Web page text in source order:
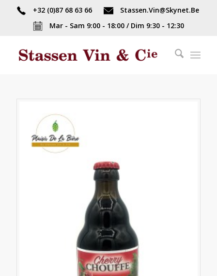
+32 (0)87 68 63 66
Stassen.Vin@Skynet.Be
Mar - Sam 9:00 - 18:00 / Dim 9:30 - 12:30